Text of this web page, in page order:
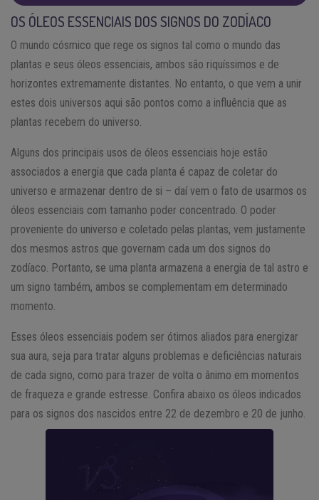
OS ÓLEOS ESSENCIAIS DOS SIGNOS DO ZODÍACO
O mundo cósmico que rege os signos tal como o mundo das
plantas e seus óleos essenciais, ambos são riquíssimos e de
horizontes extremamente distantes. No entanto, o que vem a unir
estes dois universos aqui são pontos como a influência que as
plantas recebem do universo.
Alguns dos principais usos de óleos essenciais hoje estão
associados a energia que cada planta é capaz de coletar do
universo e armazenar dentro de si – daí vem o fato de usarmos os
óleos essenciais com tamanho poder concentrado. O poder
proveniente do universo e coletado pelas plantas, vem justamente
dos mesmos astros que governam cada um dos signos do
zodíaco. Portanto, se uma planta armazena a energia de tal astro e
um signo também, ambos se complementam em determinado
momento.
Esses óleos essenciais podem ser ótimos aliados para energizar
sua aura, seja para tratar alguns problemas e deficiências naturais
de cada signo, como para trazer de volta o ânimo em momentos
de fraqueza e grande estresse. Confira abaixo os óleos indicados
para os signos dos nascidos entre 22 de dezembro e 20 de junho.